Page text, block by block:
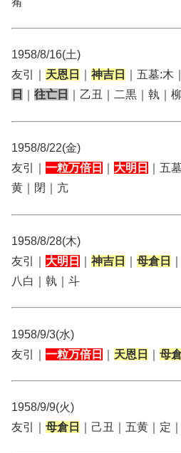
1958/8/16(土)
友引｜ 天恩日 神吉日 ｜五墓:木｜
日
往亡日 ｜乙丑｜二黒｜執｜柳
1958/8/22(金)
友引｜ 一粒万倍日 大明日 ｜五
黄｜閉｜亢
1958/8/28(木)
友引｜ 大明日 神吉日 母倉日
八白｜執｜斗
1958/9/3(水)
友引｜ 一粒万倍日 天恩日 母
1958/9/9(火)
友引｜ 母倉日 ｜己丑｜五黄｜定